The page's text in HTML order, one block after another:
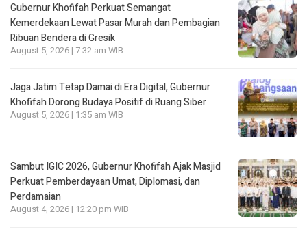
Gubernur Khofifah Perkuat Semangat
Kemerdekaan Lewat Pasar Murah dan Pembagian
Ribuan Bendera di Gresik
August 5, 2026 | 7:32 am WIB
Jaga Jatim Tetap Damai di Era Digital, Gubernur
Khofifah Dorong Budaya Positif di Ruang Siber
August 5, 2026 | 1:35 am WIB
Sambut IGIC 2026, Gubernur Khofifah Ajak Masjid
Perkuat Pemberdayaan Umat, Diplomasi, dan
Perdamaian
August 4, 2026 | 12:20 pm WIB